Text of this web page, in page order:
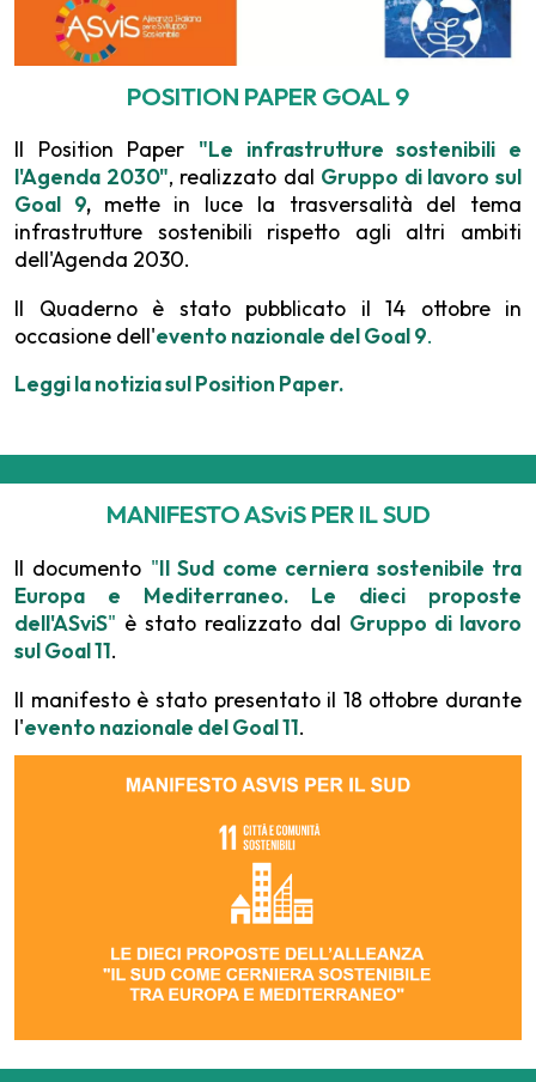
POSITION PAPER GOAL 9
Il Position Paper "Le infrastrutture sostenibili e
l'Agenda 2030", realizzato dal Gruppo di lavoro sul
Goal 9, mette in luce la trasversalità del tema
infrastrutture sostenibili rispetto agli altri ambiti
dell'Agenda 2030.
Il Quaderno è stato pubblicato il 14 ottobre in
occasione dell'evento nazionale del Goal 9.
Leggi la notizia sul Position Paper.
MANIFESTO ASviS PER IL SUD
Il documento "Il Sud come cerniera sostenibile tra
Europa e Mediterraneo. Le dieci proposte
dell'ASviS" è stato realizzato dal Gruppo di lavoro
sul Goal 11.
Il manifesto è stato presentato il 18 ottobre durante
l'evento nazionale del Goal 11.